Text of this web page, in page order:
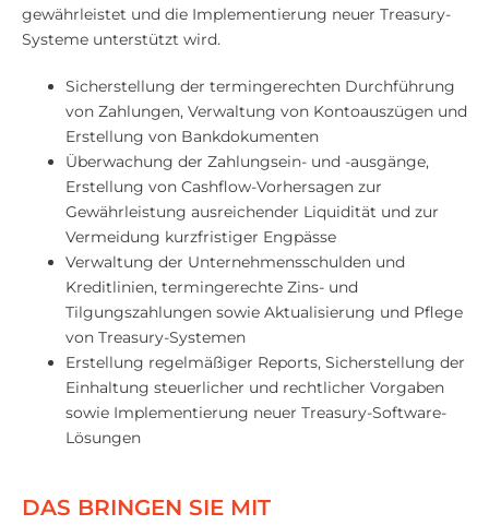
gewährleistet und die Implementierung neuer Treasury-
Systeme unterstützt wird.
Sicherstellung der termingerechten Durchführung
von Zahlungen, Verwaltung von Kontoauszügen und
Erstellung von Bankdokumenten
Überwachung der Zahlungsein- und -ausgänge,
Erstellung von Cashflow-Vorhersagen zur
Gewährleistung ausreichender Liquidität und zur
Vermeidung kurzfristiger Engpässe
Verwaltung der Unternehmensschulden und
Kreditlinien, termingerechte Zins- und
Tilgungszahlungen sowie Aktualisierung und Pflege
von Treasury-Systemen
Erstellung regelmäßiger Reports, Sicherstellung der
Einhaltung steuerlicher und rechtlicher Vorgaben
sowie Implementierung neuer Treasury-Software-
Lösungen
DAS BRINGEN SIE MIT